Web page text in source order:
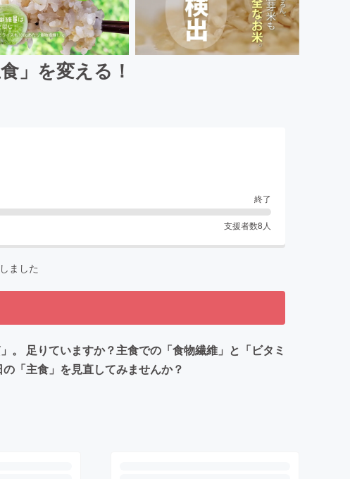
」を変える！
終了
支援者数8 人
ました
。 足りていますか？主食での「食物繊維」と「ビタミ
「主食」を見直してみませんか？